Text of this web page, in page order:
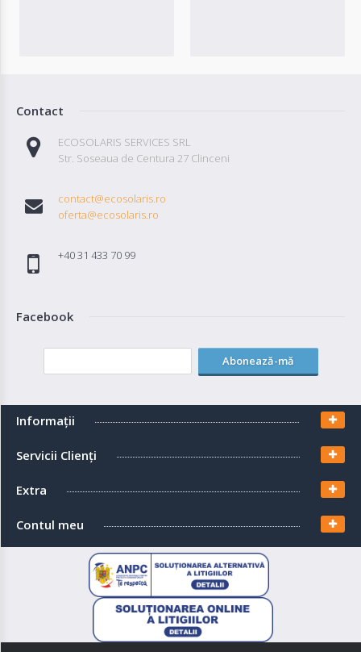
Contact
ECOSOLARIS SERVICES SRL
Str. Soseaua de Centura 27 Clinceni
contact@ecosolaris.ro
oferta@ecosolaris.ro
+40 31 433 70 99
Facebook
Abonează-mă
Informaţii
Servicii Clienţi
Extra
Contul meu